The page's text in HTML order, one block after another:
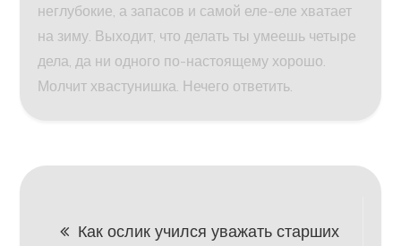
неглубокие, а запасов и самой еле-еле хватает
на зиму. Выходит, что делать ты умеешь четыре
дела, да ни одного по-настоящему хорошо.
Молчит хвастунишка. Нечего ответить.
Навигация
Как ослик учился уважать старших